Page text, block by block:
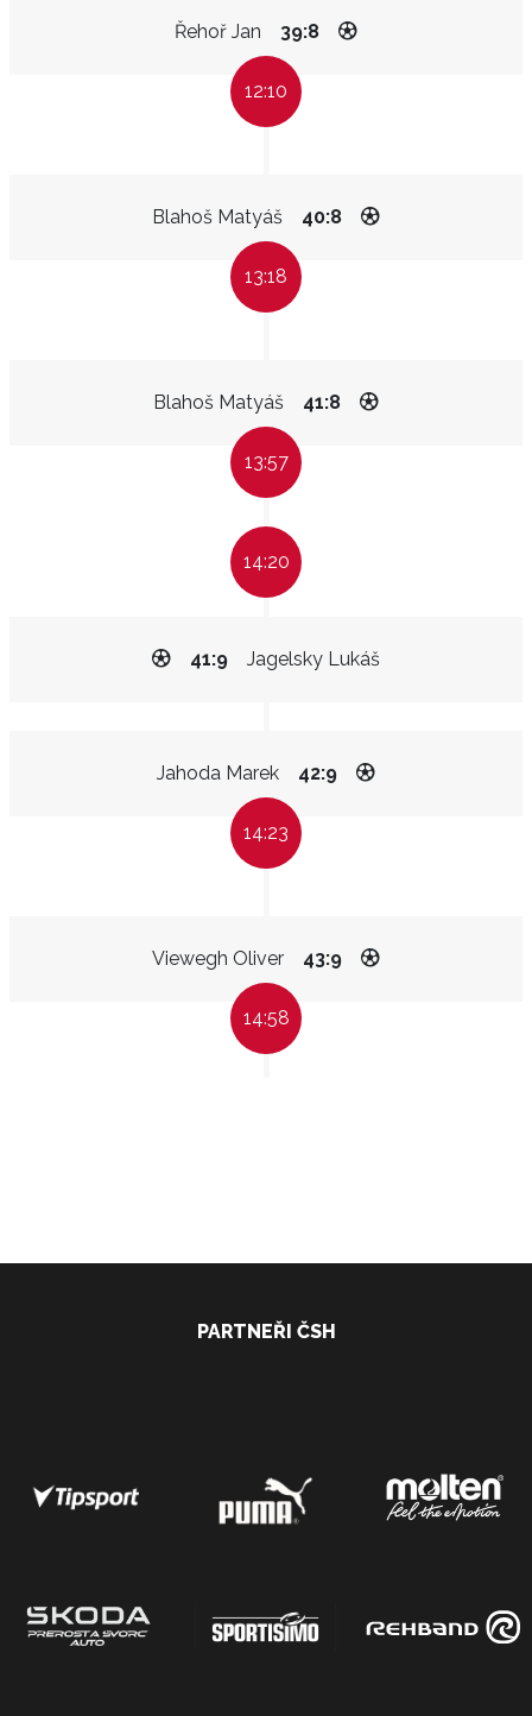
Řehoř Jan 39:8
12:10
Blahoš Matyáš 40:8
13:18
Blahoš Matyáš 41:8
13:57
14:20
Jagelsky Lukáš
41:9
Jahoda Marek 42:9
14:23
Viewegh Oliver 43:9
14:58
PARTNEŘI ČSH